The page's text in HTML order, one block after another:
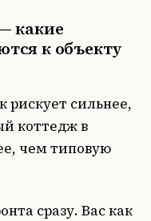
какие
к объекту
рискует сильнее,
коттедж в
чем типовую
сразу. Вас как